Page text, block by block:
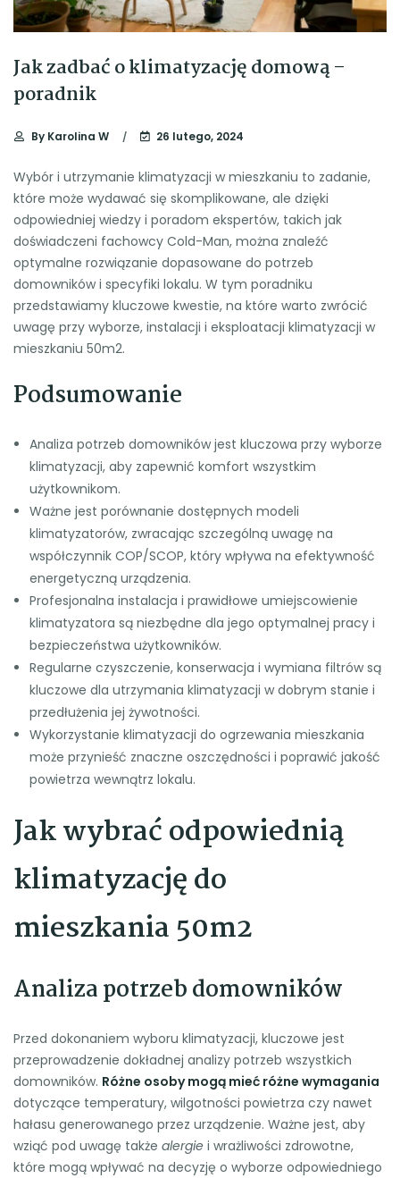
Jak zadbać o klimatyzację domową –
poradnik
By Karolina W 26 lutego, 2024
Wybór i utrzymanie klimatyzacji w mieszkaniu to zadanie,
które może wydawać się skomplikowane, ale dzięki
odpowiedniej wiedzy i poradom ekspertów, takich jak
doświadczeni fachowcy Cold-Man, można znaleźć
optymalne rozwiązanie dopasowane do potrzeb
domowników i specyfiki lokalu. W tym poradniku
przedstawiamy kluczowe kwestie, na które warto zwrócić
uwagę przy wyborze, instalacji i eksploatacji klimatyzacji w
mieszkaniu 50m2.
Podsumowanie
Analiza potrzeb domowników jest kluczowa przy wyborze
klimatyzacji, aby zapewnić komfort wszystkim
użytkownikom.
Ważne jest porównanie dostępnych modeli
klimatyzatorów, zwracając szczególną uwagę na
współczynnik COP/SCOP, który wpływa na efektywność
energetyczną urządzenia.
Profesjonalna instalacja i prawidłowe umiejscowienie
klimatyzatora są niezbędne dla jego optymalnej pracy i
bezpieczeństwa użytkowników.
Regularne czyszczenie, konserwacja i wymiana filtrów są
kluczowe dla utrzymania klimatyzacji w dobrym stanie i
przedłużenia jej żywotności.
Wykorzystanie klimatyzacji do ogrzewania mieszkania
może przynieść znaczne oszczędności i poprawić jakość
powietrza wewnątrz lokalu.
Jak wybrać odpowiednią
klimatyzację do
mieszkania 50m2
Analiza potrzeb domowników
Przed dokonaniem wyboru klimatyzacji, kluczowe jest
przeprowadzenie dokładnej analizy potrzeb wszystkich
domowników. Różne osoby mogą mieć różne wymagania
dotyczące temperatury, wilgotności powietrza czy nawet
hałasu generowanego przez urządzenie. Ważne jest, aby
wziąć pod uwagę także alergie i wrażliwości zdrowotne,
które mogą wpływać na decyzję o wyborze odpowiedniego